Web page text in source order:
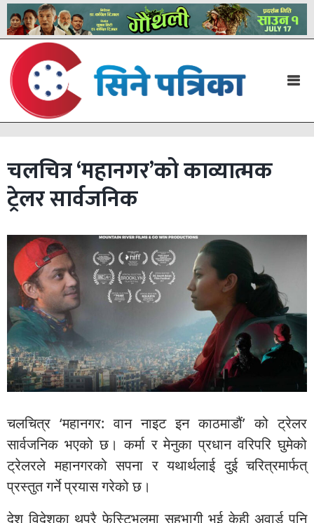
चलचित्र ‘महानगर’को काव्यात्मक
ट्रेलर सार्वजनिक
चलचित्र ‘महानगर: वान नाइट इन काठमाडौं’ को ट्रेलर
सार्वजनिक भएको छ। कर्मा र मेनुका प्रधान वरिपरि घुमेको
ट्रेलरले महानगरको सपना र यथार्थलाई दुई चरित्रमार्फत्
प्रस्तुत गर्ने प्रयास गरेको छ।
देश विदेशका थुप्रै फेस्टिभलमा सहभागी भई केही अवार्ड पनि